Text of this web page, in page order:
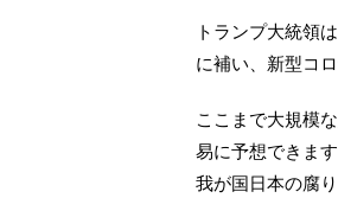
トランプ大統領
に補い、新型コ
ここまで大規模
易に予想できます
我が国日本の腐